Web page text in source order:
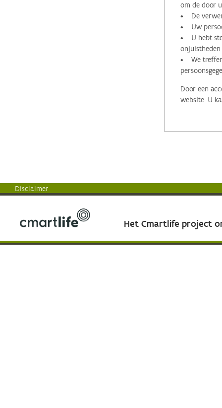
om de door
• De
• Uw
• U hebt
onjuistheden
• We treffen
Door een
website. U
Disclaimer
Het Cmartlife project